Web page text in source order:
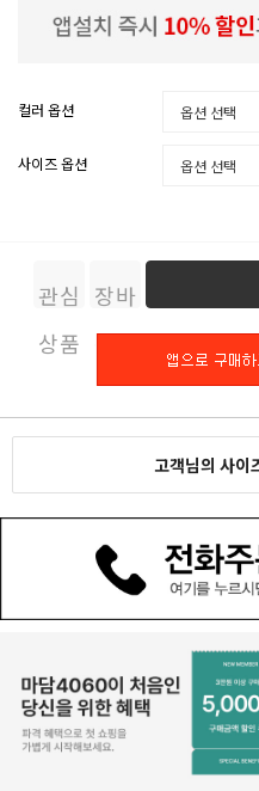
컬러 옵션
사이즈 옵션
관심
상품
장바
구니
고객님의 사이